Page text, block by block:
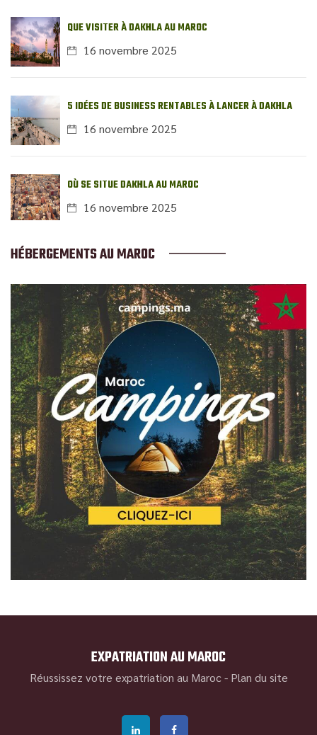
QUE VISITER À DAKHLA AU MAROC
16 novembre 2025
5 IDÉES DE BUSINESS RENTABLES À LANCER À DAKHLA
16 novembre 2025
OÙ SE SITUE DAKHLA AU MAROC
16 novembre 2025
HÉBERGEMENTS AU MAROC
EXPATRIATION AU MAROC
Réussissez votre expatriation au Maroc - Plan du site